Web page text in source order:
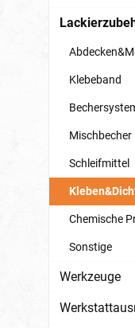
Klebeband
Mischbecher
Schleifmittel
Chemische
Sonstige
Werkzeuge